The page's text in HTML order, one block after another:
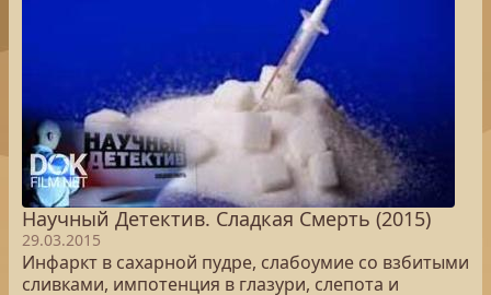
Научный Детектив. Сладкая Смерть (2015)
29.03.2015
Инфаркт в сахарной пудре, слабоумие со взбитыми
сливками, импотенция в глазури, слепота и